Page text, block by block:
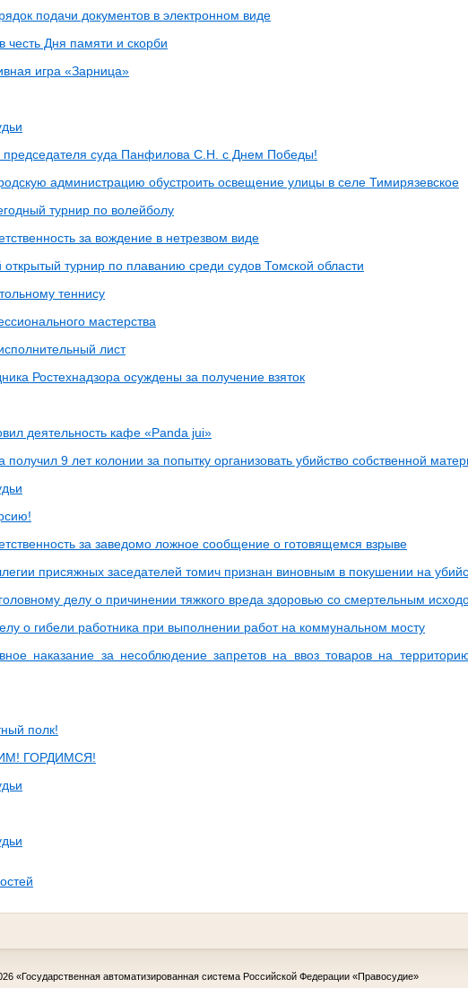
подачи документов в электронном виде
честь Дня памяти и скорби
игра «Зарница»
председателя суда Панфилова С.Н. с Днем Победы!
администрацию обустроить освещение улицы в селе Тимирязевское
турнир по волейболу
за вождение в нетрезвом виде
турнир по плаванию среди судов Томской области
теннису
мастерства
лист
Ростехнадзора осуждены за получение взяток
деятельность кафе «Panda jui»
9 лет колонии за попытку организовать убийство собственной
за заведомо ложное сообщение о готовящемся взрыве
присяжных заседателей томич признан виновным в покушении на
делу о причинении тяжкого вреда здоровью со смертельным
о гибели работника при выполнении работ на коммунальном мосту
наказание за несоблюдение запретов на ввоз товаров на
полк!
ГОРДИМСЯ!
«Государственная автоматизированная система Российской Федерации «Правосудие»